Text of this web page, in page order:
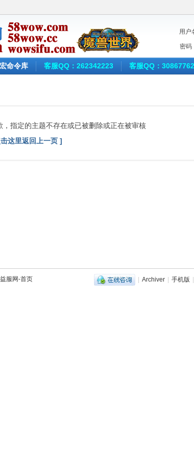
用户
密码
宏命令库 客服QQ：262342223 客服QQ：
，指定的主题不存在或已被删除或正在被审核
这里返回上一页 ]
| Archiver | 手机版 |
服网-首页